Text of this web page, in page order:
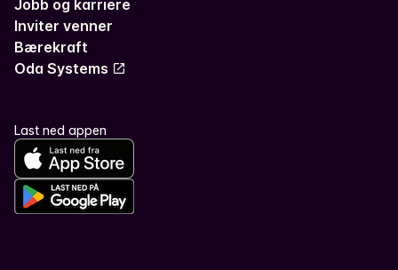
Jobb og karriere
Inviter venner
Bærekraft
Oda Systems
Last ned appen